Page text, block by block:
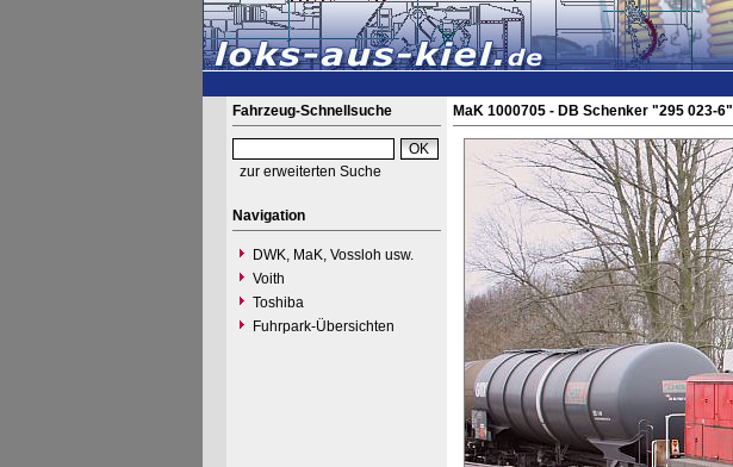
Fahrzeug-Schnellsuche
zur erweiterten Suche
Navigation
DWK, MaK, Vossloh usw.
Voith
Toshiba
Fuhrpark-Übersichten
MaK 1000705 - DB Schenker "295 023-6"